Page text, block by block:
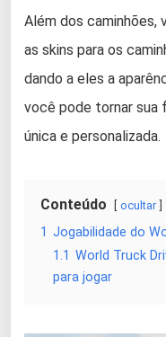
Além dos caminhões,
as skins para os
dando a eles a
você pode tornar sua
única e personalizada.
Conteúdo ocultar
1 Jogabilidade do
1.1 World Truck
para jogar